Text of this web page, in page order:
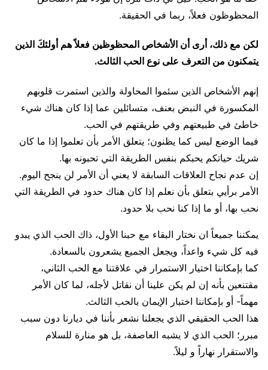
المحظوظون فعلاً، ربما في الحقيقة.
لكن مع ذلك، أرى أن الأشخاص المحظوظين فعلاً هم أولئكَ الذين
يتمكنون من التعرف على نوع الحب الثالث.
إنهم الأشخاص الذين سئموا المحاولة والذين استمرت قلوبهم
المكسورة في النبض بعنف، متسائلين عما إذا كان هناك شيء
خاطئ في طبيعتهم وفي طريقتهم في الحب.
فيما الوضع ليس كما يظنون؛ يتعلق الأمر بأن تعلموا إذا ما كان
شريك حياتكم يحبكم بنفس الطريقة التي تحبونه بها.
إن عدم نجاح العلاقات السابقة لا يعني أن الأمر لن ينجح اليوم.
الأمر برأيي بتعلق بأن نعلم إذا كان هناك حدود في الطريقة التي
نحب بها، أو ما إذا كنا نحب بلا حدود.
يمكننا جميعاً ان نختار البقاء مع حبنا الأول، ذاك الحب الذي يبدو
فيه كل شيء واعداً، ويجعل الجميع يشعرون بالسعادة.
كما بإمكاننا اختيار الاستمرار في علاقتنا مع الحب الثاني،
مقتنعين بأنه إن لم يكن علينا أن نقاتل لأجله، لما كان الأمر
مهماً- أو بإمكاننا اختبار الإيمان بالحب الثالث.
هذا الحب الحقيقي الذي يجعلنا نشعر بأننا في ديارنا دون سبب
مبرر؛ الحب الذي لا يشبه العاصفة، بل هو منارة للسلام
والاستقرار نهاراً و ليلاً.